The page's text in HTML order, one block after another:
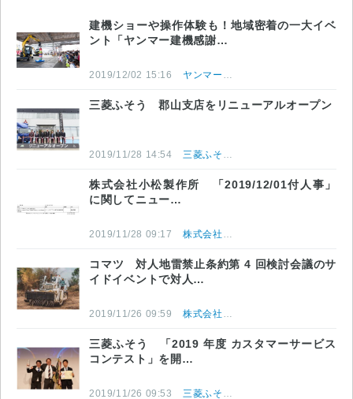
建機ショーや操作体験も！地域密着の一大イベ
ント「ヤンマー建機感謝…
2019/12/02 15:16 ヤンマー建機株式会社
三菱ふそう 郡山支店をリニューアルオープン
2019/11/28 14:54 三菱ふそうトラック・バス株式会社
株式会社小松製作所 「2019/12/01付人事」
に関してニュー…
2019/11/28 09:17 株式会社小松製作所
コマツ 対人地雷禁止条約第 4 回検討会議のサ
イドイベントで対人…
2019/11/26 09:59 株式会社小松製作所
三菱ふそう 「2019 年度 カスタマーサービス
コンテスト」を開…
2019/11/26 09:53 三菱ふそうトラック・バス株式会社